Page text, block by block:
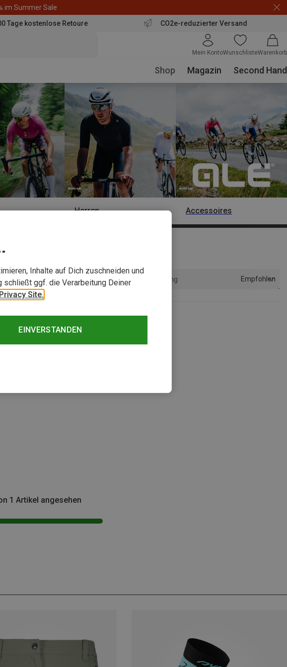
im Summer Sale
Tage kostenlose Retoure CO2e-reduzierter Versand
Mein KontoWunschlisteWarenkorb
Shop Magazin Second Hand
Herren Accessoires
Sortierung Empfohlen
1 Artikel angesehen
Inhalte auf Dich zuschneiden und
ggf. die Verarbeitung Deiner
Site.
EINVERSTANDEN